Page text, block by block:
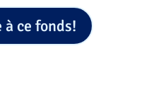
à ce fonds!